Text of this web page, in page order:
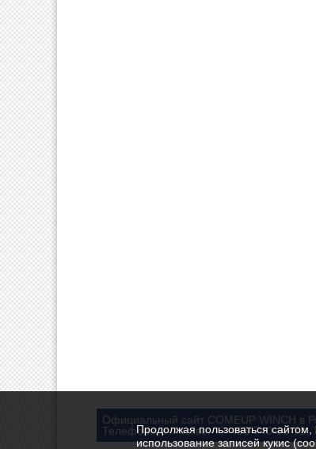
Продолжая пользоваться
использование записей кукис
Официальный сайт COMEUP WINCH в
Телефоны в Москве: +7-495-740-86-72;